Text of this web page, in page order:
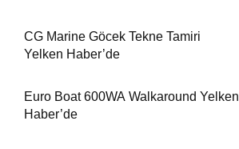
CG Marine Göcek Tekne Tamiri
Yelken Haber’de
Euro Boat 600WA Walkaround Yelken
Haber’de